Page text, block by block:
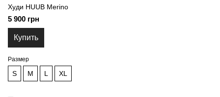
Худи HUUB Merino
5 900 грн
Купить
Размер
S M L XL